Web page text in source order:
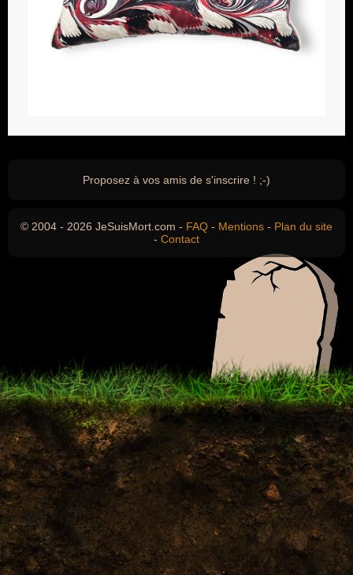
Proposez à vos amis de s'inscrire ! ;-)
© 2004 - 2026 JeSuisMort.com - FAQ - Mentions - Plan du site
- Contact